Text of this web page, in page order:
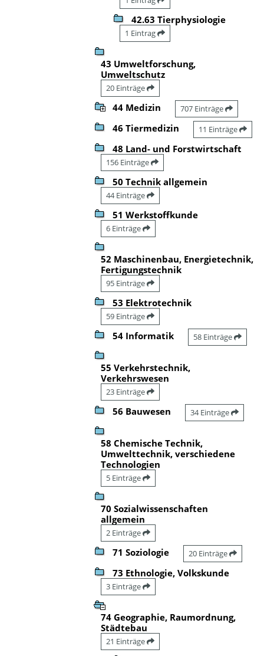
42.63 Tierphysiologie
1 Eintrag
43 Umweltforschung,
Umweltschutz
20 Einträge
44 Medizin 707 Einträge
46 Tiermedizin 11 Einträge
48 Land- und Forstwirtschaft
156 Einträge
50 Technik allgemein
44 Einträge
51 Werkstoffkunde
6 Einträge
52 Maschinenbau, Energietechnik,
Fertigungstechnik
95 Einträge
53 Elektrotechnik
59 Einträge
54 Informatik 58 Einträge
55 Verkehrstechnik,
Verkehrswesen
23 Einträge
56 Bauwesen 34 Einträge
58 Chemische Technik,
Umwelttechnik, verschiedene
Technologien
5 Einträge
70 Sozialwissenschaften
allgemein
2 Einträge
71 Soziologie 20 Einträge
73 Ethnologie, Volkskunde
3 Einträge
74 Geographie, Raumordnung,
Städtebau
21 Einträge